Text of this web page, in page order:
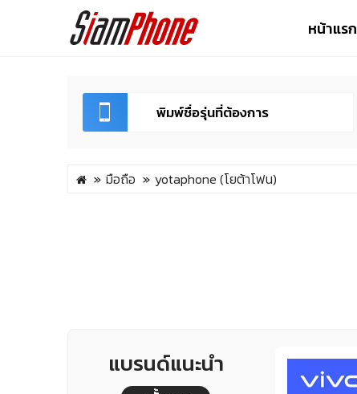
หน้าแรก
มือถือ yotaphone (โยต้าโฟน)
แบรนด์แนะนำ